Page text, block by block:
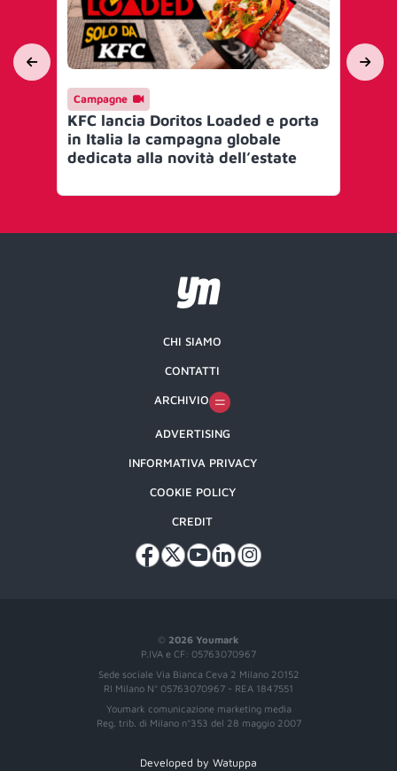
Campagne
KFC lancia Doritos Loaded e porta
in Italia la campagna globale
dedicata alla novità dell’estate
© 2026 Youmark
P.IVA e CF: 05763070967
Sede sociale Via Bianca Ceva 2 Milano 20152
RI Milano N° 05763070967 - REA 1847551
Youmark comunicazione marketing media
Reg. trib. di Milano n°353 del 28 maggio 2007
CHI SIAMO
CONTATTI
ARCHIVIO
ADVERTISING
INFORMATIVA PRIVACY
COOKIE POLICY
CREDIT
Developed by Watuppa